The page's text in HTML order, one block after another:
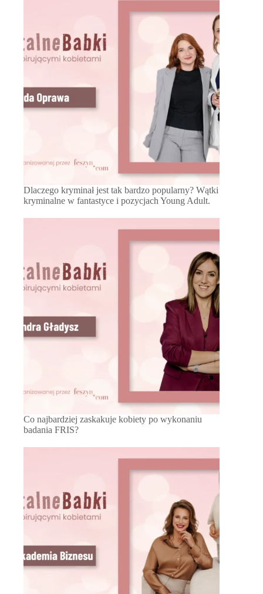
Dlaczego kryminał jest tak bardzo popularny? Wątki
kryminalne w fantastyce i pozycjach Young Adult.
Co najbardziej zaskakuje kobiety po wykonaniu
badania FRIS?